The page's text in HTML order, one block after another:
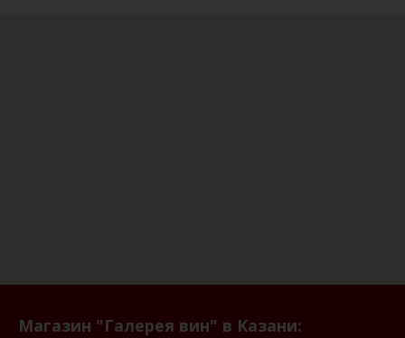
Магазин "Галерея вин" в Казани: